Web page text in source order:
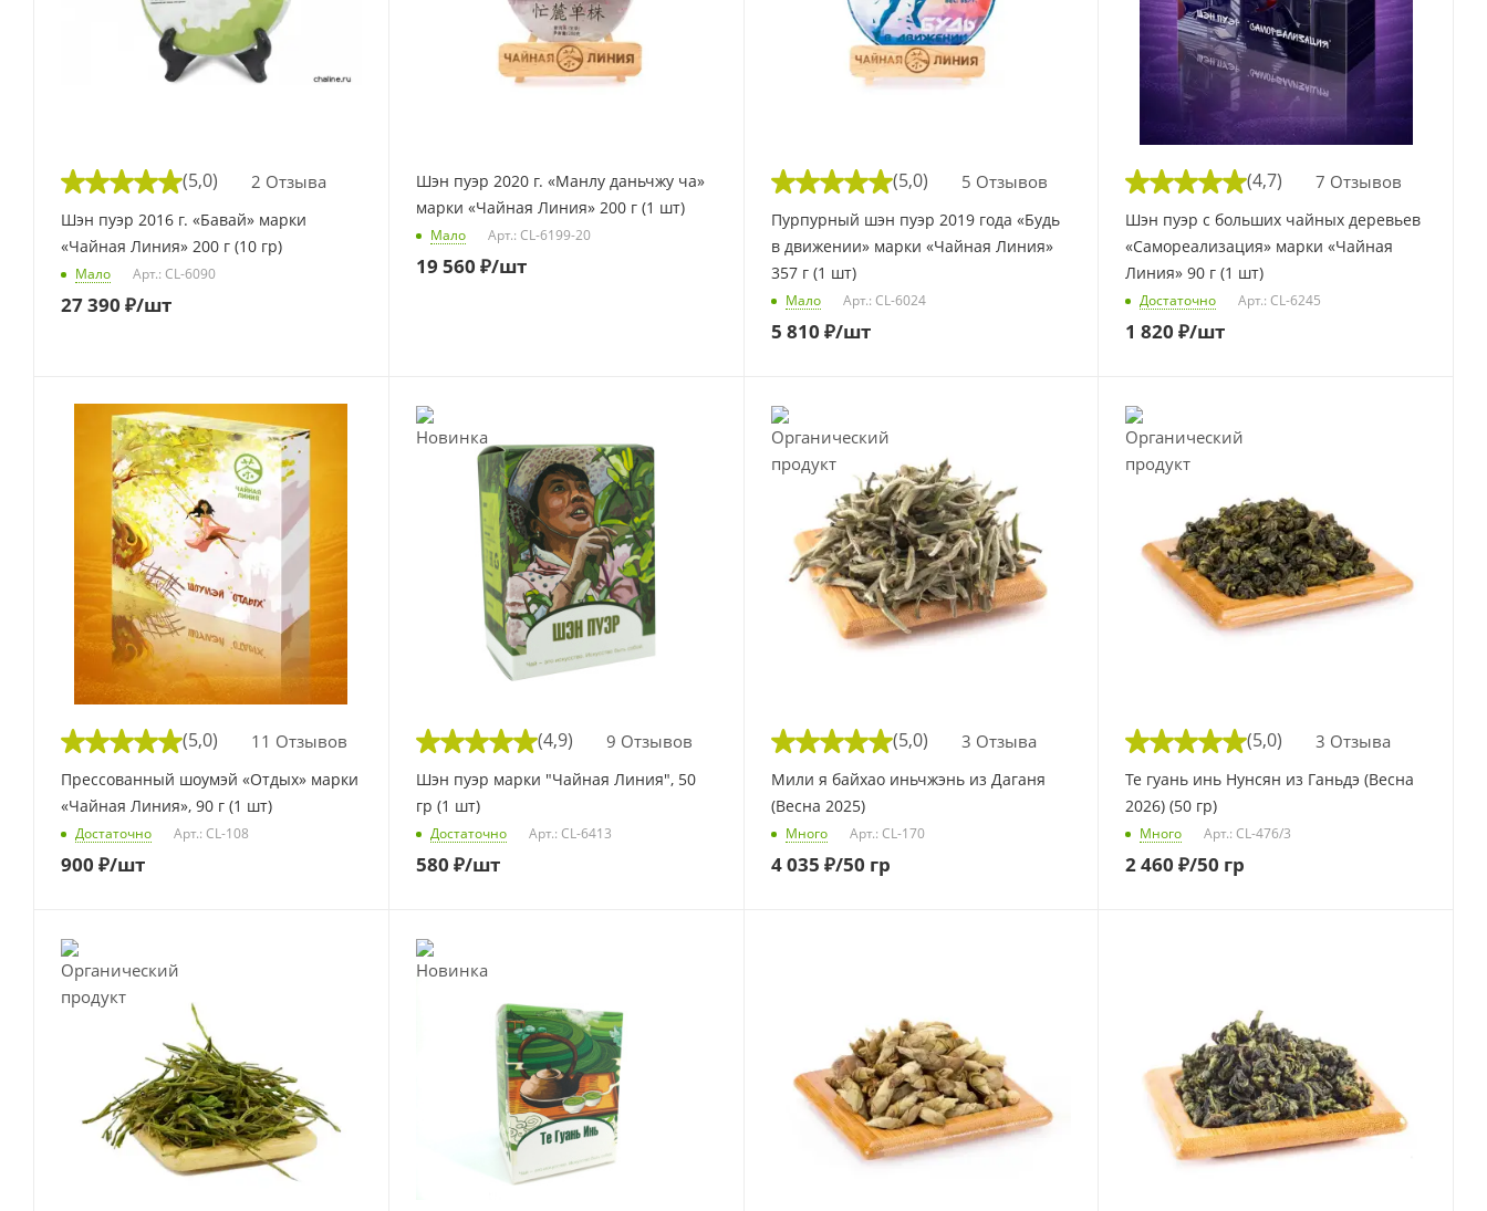
(5,0) 2 Отзыва
Шэн пуэр 2016 г. «Бавай» марки
«Чайная Линия» 200 г (10 гр)
Мало Арт.: CL-6090
27 390 ₽/шт
Шэн пуэр 2020 г. «Манлу даньчжу ча»
марки «Чайная Линия» 200 г (1 шт)
Мало Арт.: CL-6199-20
19 560 ₽/шт
(5,0) 5 Отзывов
Пурпурный шэн пуэр 2019 года «Будь
в движении» марки «Чайная Линия»
357 г (1 шт)
Мало Арт.: CL-6024
5 810 ₽/шт
(4,7) 7 Отзывов
Шэн пуэр с больших чайных деревьев
«Самореализация» марки «Чайная
Линия» 90 г (1 шт)
Достаточно Арт.: CL-6245
1 820 ₽/шт
(5,0) 11 Отзывов
Прессованный шоумэй «Отдых» марки
«Чайная Линия», 90 г (1 шт)
Достаточно Арт.: CL-108
900 ₽/шт
(4,9) 9 Отзывов
Шэн пуэр марки "Чайная Линия", 50
гр (1 шт)
Достаточно Арт.: CL-6413
580 ₽/шт
(5,0) 3 Отзыва
Мили я байхао иньчжэнь из Даганя
(Весна 2025)
Много Арт.: CL-170
4 035 ₽/50 гр
(5,0) 3 Отзыва
Те гуань инь Нунсян из Ганьдэ (Весна
2026) (50 гр)
Много Арт.: CL-476/3
2 460 ₽/50 гр